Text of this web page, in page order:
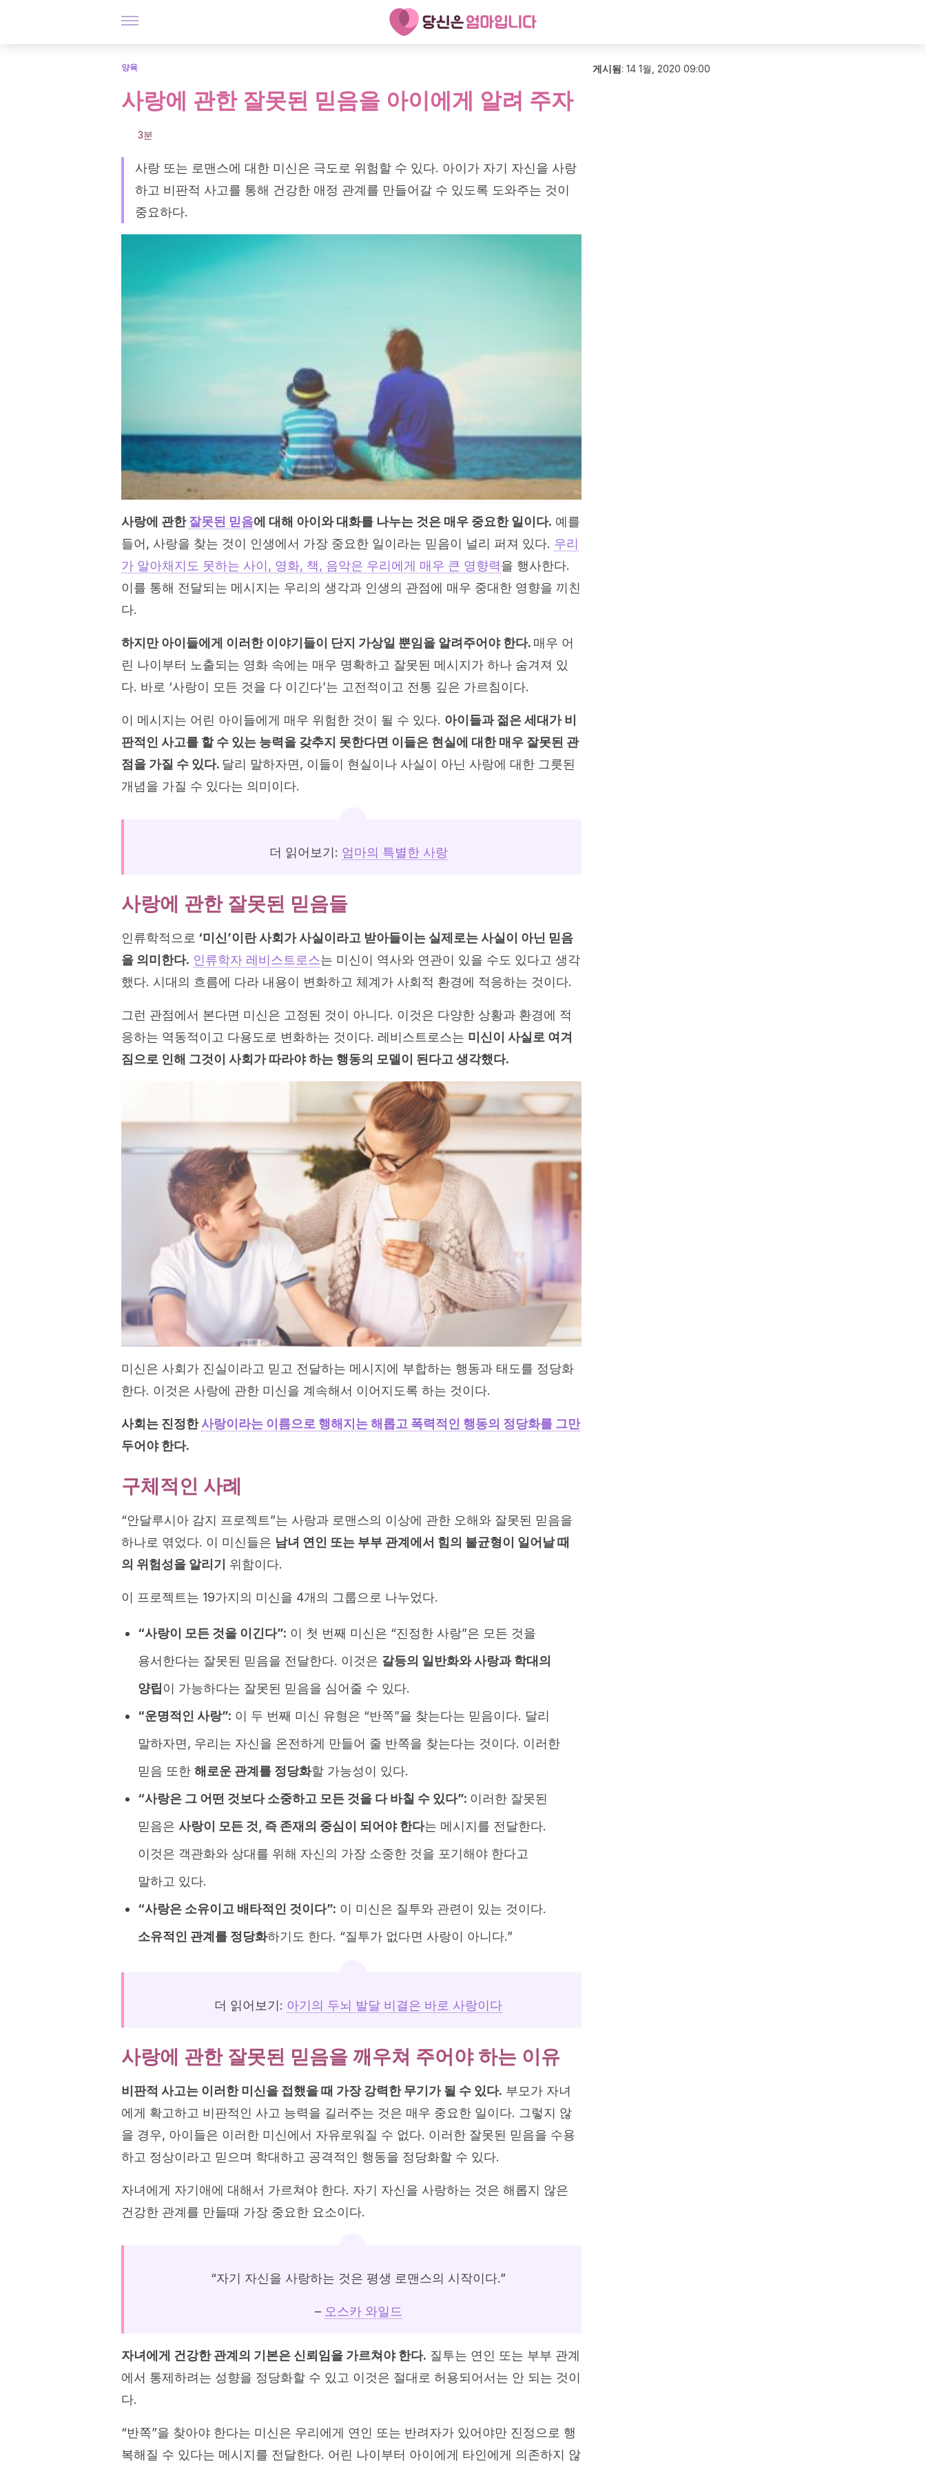
양육
사랑에 관한 잘못된 믿음을 아이에게 알려 주자
3분
사랑 또는 로맨스에 대한 미신은 극도로 위험할 수 있다. 아이가 자기 자신을 사랑
하고 비판적 사고를 통해 건강한 애정 관계를 만들어갈 수 있도록 도와주는 것이
중요하다.
사랑에 관한잘못된 믿음에 대해 아이와 대화를 나누는 것은 매우 중요한 일이다. 예를
들어, 사랑을 찾는 것이 인생에서 가장 중요한 일이라는 믿음이 널리 퍼져 있다. 우리
가 알아채지도 못하는 사이, 영화, 책, 음악은 우리에게 매우 큰 영향력을 행사한다.
이를 통해 전달되는 메시지는 우리의 생각과 인생의 관점에 매우 중대한 영향을 끼친
다.
하지만 아이들에게 이러한 이야기들이 단지 가상일 뿐임을 알려주어야 한다. 매우 어
린 나이부터 노출되는 영화 속에는 매우 명확하고 잘못된 메시지가 하나 숨겨져 있
다. 바로 ‘사랑이 모든 것을 다 이긴다’는 고전적이고 전통 깊은 가르침이다.
이 메시지는 어린 아이들에게 매우 위험한 것이 될 수 있다. 아이들과 젊은 세대가 비
판적인 사고를 할 수 있는 능력을 갖추지 못한다면 이들은 현실에 대한 매우 잘못된 관
점을 가질 수 있다. 달리 말하자면, 이들이 현실이나 사실이 아닌 사랑에 대한 그릇된
개념을 가질 수 있다는 의미이다.
더 읽어보기: 엄마의 특별한 사랑
사랑에 관한 잘못된 믿음들
인류학적으로 ‘미신’이란 사회가 사실이라고 받아들이는 실제로는 사실이 아닌 믿음
을 의미한다. 인류학자 레비스트로스는 미신이 역사와 연관이 있을 수도 있다고 생각
했다. 시대의 흐름에 다라 내용이 변화하고 체계가 사회적 환경에 적응하는 것이다.
그런 관점에서 본다면 미신은 고정된 것이 아니다. 이것은 다양한 상황과 환경에 적
응하는 역동적이고 다용도로 변화하는 것이다. 레비스트로스는 미신이 사실로 여겨
짐으로 인해 그것이 사회가 따라야 하는 행동의 모델이 된다고 생각했다.
미신은 사회가 진실이라고 믿고 전달하는 메시지에 부합하는 행동과 태도를 정당화
한다. 이것은 사랑에 관한 미신을 계속해서 이어지도록 하는 것이다.
사회는 진정한사랑이라는 이름으로 행해지는 해롭고 폭력적인 행동의 정당화를 그만
두어야 한다.
구체적인 사례
“안달루시아 감지 프로젝트”는 사랑과 로맨스의 이상에 관한 오해와 잘못된 믿음을
하나로 엮었다. 이 미신들은 남녀 연인 또는 부부 관계에서 힘의 불균형이 일어날 때
의 위험성을 알리기
위함이다.
이 프로젝트는 19가지의 미신을 4개의 그룹으로 나누었다.
“사랑이 모든 것을 이긴다”: 이 첫 번째 미신은 “진정한 사랑”은 모든 것을
용서한다는 잘못된 믿음을 전달한다. 이것은 갈등의 일반화와 사랑과 학대의
양립이 가능하다는 잘못된 믿음을 심어줄 수 있다.
“운명적인 사랑”: 이 두 번째 미신 유형은 “반쪽”을 찾는다는 믿음이다. 달리
말하자면, 우리는 자신을 온전하게 만들어 줄 반쪽을 찾는다는 것이다. 이러한
믿음 또한 해로운 관계를 정당화할 가능성이 있다.
“사랑은 그 어떤 것보다 소중하고 모든 것을 다 바칠 수 있다”: 이러한 잘못된
믿음은 사랑이 모든 것, 즉 존재의 중심이 되어야 한다는 메시지를 전달한다.
이것은 객관화와 상대를 위해 자신의 가장 소중한 것을 포기해야 한다고
말하고 있다.
“사랑은 소유이고 배타적인 것이다”: 이 미신은 질투와 관련이 있는 것이다.
소유적인 관계를 정당화하기도 한다. “질투가 없다면 사랑이 아니다.”
더 읽어보기: 아기의 두뇌 발달 비결은 바로 사랑이다
사랑에 관한 잘못된 믿음을 깨우쳐 주어야 하는 이유
비판적 사고는 이러한 미신을 접했을 때 가장 강력한 무기가 될 수 있다. 부모가 자녀
에게 확고하고 비판적인 사고 능력을 길러주는 것은 매우 중요한 일이다. 그렇지 않
을 경우, 아이들은 이러한 미신에서 자유로워질 수 없다. 이러한 잘못된 믿음을 수용
하고 정상이라고 믿으며 학대하고 공격적인 행동을 정당화할 수 있다.
자녀에게 자기애에 대해서 가르쳐야 한다. 자기 자신을 사랑하는 것은 해롭지 않은
건강한 관계를 만들때 가장 중요한 요소이다.
“자기 자신을 사랑하는 것은 평생 로맨스의 시작이다.”
– 오스카 와일드
자녀에게 건강한 관계의 기본은 신뢰임을 가르쳐야 한다. 질투는 연인 또는 부부 관계
에서 통제하려는 성향을 정당화할 수 있고 이것은 절대로 허용되어서는 안 되는 것이
다.
“반쪽”을 찾아야 한다는 미신은 우리에게 연인 또는 반려자가 있어야만 진정으로 행
복해질 수 있다는 메시지를 전달한다. 어린 나이부터 아이에게 타인에게 의존하지 않
게시됨: 14 1월, 2020 09:00